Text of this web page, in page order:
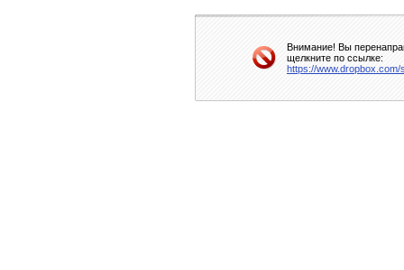
Внимание! Вы
щелкните по ссылке:
https://